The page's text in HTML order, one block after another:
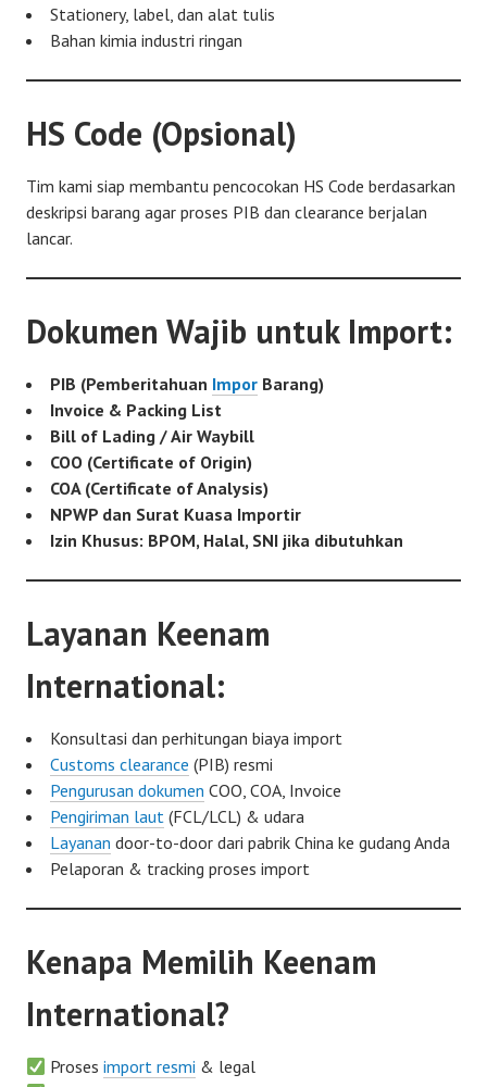
Stationery, label, dan alat tulis
Bahan kimia industri ringan
HS Code (Opsional)
Tim kami siap membantu pencocokan HS Code berdasarkan
deskripsi barang agar proses PIB dan clearance berjalan
lancar.
Dokumen Wajib untuk Import:
PIB (Pemberitahuan Impor Barang)
Invoice & Packing List
Bill of Lading / Air Waybill
COO (Certificate of Origin)
COA (Certificate of Analysis)
NPWP dan Surat Kuasa Importir
Izin Khusus: BPOM, Halal, SNI jika dibutuhkan
Layanan Keenam
International:
Konsultasi dan perhitungan biaya import
Customs clearance (PIB) resmi
Pengurusan dokumen COO, COA, Invoice
Pengiriman laut (FCL/LCL) & udara
Layanan door-to-door dari pabrik China ke gudang Anda
Pelaporan & tracking proses import
Kenapa Memilih Keenam
International?
Prosesimport resmi & legal